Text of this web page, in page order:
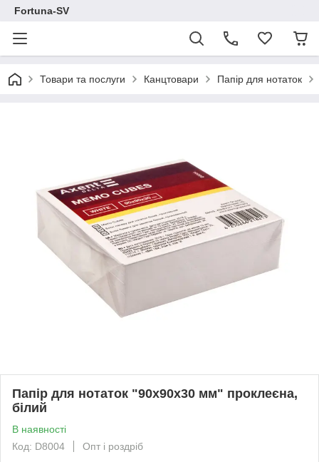
Fortuna-SV
Товари та послуги Канцтовари Папір для нотаток
Папір для нотаток "90х90х30 мм" проклеєна,
білий
В наявності
Код: D8004
Опт і роздріб